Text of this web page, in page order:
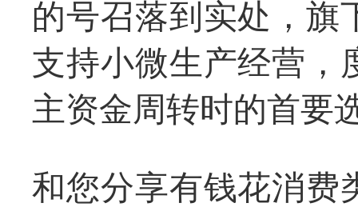
的号召落到实处，旗
支持小微生产经营，
主资金周转时的首要
和您分享有钱花消费